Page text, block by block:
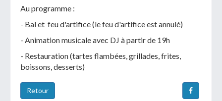
Au programme :
- Bal etfeu d'artifice(le feu d'artifice est annulé)
- Animation musicale avec DJ à partir de 19h
- Restauration (tartes flambées, grillades, frites,
boissons, desserts)
Retour